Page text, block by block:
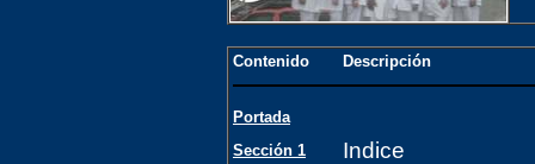
Contenido Descripción
Portada
Sección 1
Indice